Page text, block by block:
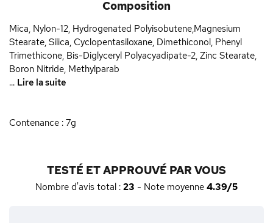
Composition
Mica, Nylon-12, Hydrogenated Polyisobutene,Magnesium
Stearate, Silica, Cyclopentasiloxane, Dimethiconol, Phenyl
Trimethicone, Bis-Diglyceryl Polyacyadipate-2, Zinc Stearate,
Boron Nitride, Methylparab
... Lire la suite
Contenance : 7g
TESTÉ ET APPROUVÉ PAR VOUS
Nombre d'avis total : 23 - Note moyenne 4.39/5